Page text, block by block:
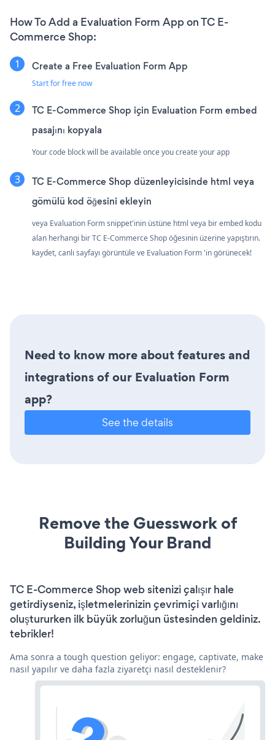
How To Add a Evaluation Form App on TC E-
Commerce Shop:
Create a Free Evaluation Form App
Start for free now
TC E-Commerce Shop için Evaluation Form embed
pasajını kopyala
Your code block will be available once you create your app
TC E-Commerce Shop düzenleyicisinde html veya
gömülü kod öğesini ekleyin
veya Evaluation Form snippet'inin üstüne html veya bir embed kodu
alan herhangi bir TC E-Commerce Shop öğesinin üzerine yapıştırın.
kaydet, canlı sayfayı görüntüle ve Evaluation Form 'in görünecek!
Need to know more about features and
integrations of our Evaluation Form
app?
See the details
Remove the Guesswork of
Building Your Brand
TC E-Commerce Shop web sitenizi çalışır hale
getirdiyseniz, işletmelerinizin çevrimiçi varlığını
oluştururken ilk büyük zorluğun üstesinden geldiniz.
tebrikler!
Ama sonra a tough question geliyor: engage, captivate, make
nasıl yapılır ve daha fazla ziyaretçi nasıl desteklenir?